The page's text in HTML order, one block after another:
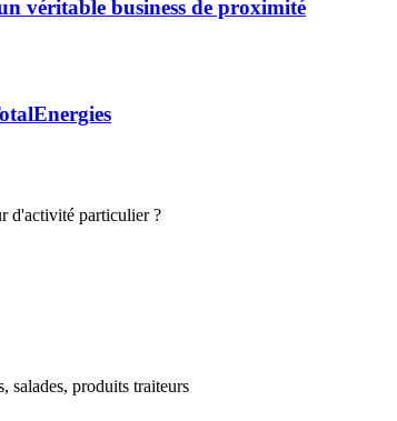
véritable business de proximité
d'activité particulier ?
salades, produits traiteurs